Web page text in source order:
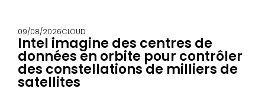
09/08/2026CLOUD
Intel imagine des centres de
données en orbite pour contrôler
des constellations de milliers de
satellites